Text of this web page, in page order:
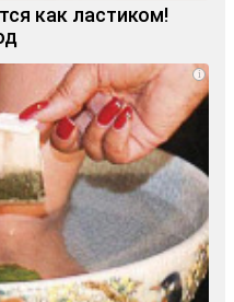
как ластиком!
i